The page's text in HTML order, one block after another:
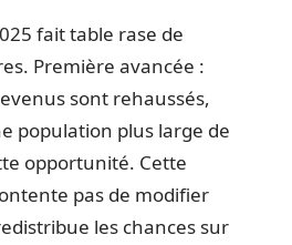
fait table rase de
Première avancée :
sont rehaussés,
population plus large de
opportunité. Cette
pas de modifier
les chances sur